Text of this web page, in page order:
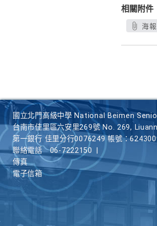
相關附件
海
國立北門高級中學 National Beimen
台南市佳里區六安里269號 No. 269,
第一銀行 佳里分行0076249 帳號：
聯絡電話
06-7222150
傳真
電子信箱